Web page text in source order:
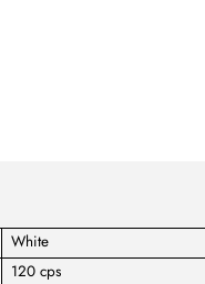
White
120 cps